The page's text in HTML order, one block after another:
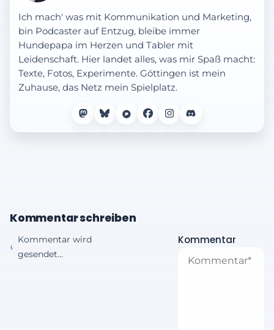
Ich mach' was mit Kommunikation und Marketing,
bin Podcaster auf Entzug, bleibe immer
Hundepapa im Herzen und Tabler mit
Leidenschaft. Hier landet alles, was mir Spaß macht:
Texte, Fotos, Experimente. Göttingen ist mein
Zuhause, das Netz mein Spielplatz.
Kommentar schreiben
Kommentar wird
gesendet...
Kommentar